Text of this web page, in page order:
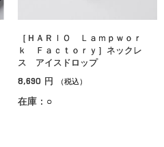
［ＨＡＲＩＯ Ｌａｍｐｗｏｒ
ｋ Ｆａｃｔｏｒｙ］ネックレ
ス アイスドロップ
8,690 円 （税込）
在庫：○